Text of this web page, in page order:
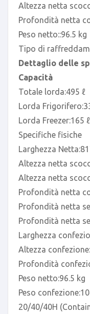
Altezza netta
Profondità netta
Peso netto::96.5 kg
Tipo di
Dettaglio delle
Capacità
Totale lorda:495 ℓ
Lorda
Lorda Freezer:165 ℓ
Specifiche fisiche
Larghezza
Altezza netta
Altezza netta
Profondità netta
Profondità netta
Profondità netta
Larghezza
Altezza
Profondità
Peso netto:96.5 kg
Peso
20/40/40H